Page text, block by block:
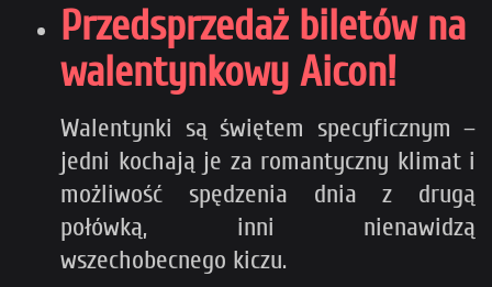
Przedsprzedaż biletów na
walentynkowy Aicon!
Walentynki są świętem specyficznym –
jedni kochają je za romantyczny klimat i
możliwość spędzenia dnia z drugą
połówką, inni nienawidzą
wszechobecnego kiczu.